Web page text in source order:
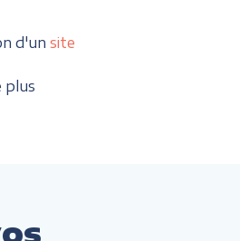
d'un site
plus